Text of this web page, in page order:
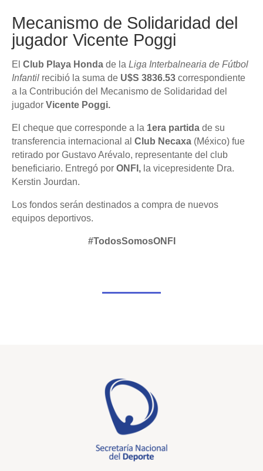
Mecanismo de Solidaridad del
jugador Vicente Poggi
El Club Playa Honda de la Liga Interbalnearia de Fútbol
Infantil recibió la suma de U$S 3836.53 correspondiente
a la Contribución del Mecanismo de Solidaridad del
jugador Vicente Poggi.
El cheque que corresponde a la 1era partida de su
transferencia internacional al Club Necaxa (México) fue
retirado por Gustavo Arévalo, representante del club
beneficiario. Entregó por ONFI, la vicepresidente Dra.
Kerstin Jourdan.
Los fondos serán destinados a compra de nuevos
equipos deportivos.
#TodosSomosONFI